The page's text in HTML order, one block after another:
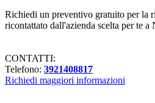
Richiedi un preventivo gratuito per la
ricontattato dall'azienda scelta per te a
CONTATTI:
Telefono: 3921408817
Richiedi maggiori informazioni